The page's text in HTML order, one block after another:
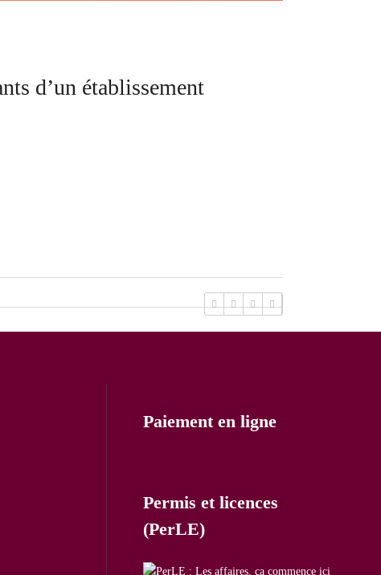
d’un établissement
Paiement en ligne
Permis et licences
(PerLE)